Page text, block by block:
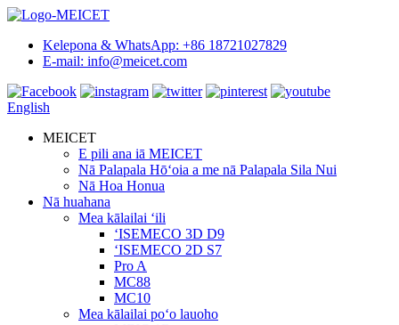
Kelepona & WhatsApp: +86 18721027829
E-mail: info@meicet.com
English
MEICET
E pili ana iā MEICET
Nā Palapala Hōʻoia a me nā Palapala Sila Nui
Nā Hoa Honua
Nā huahana
Mea kālailai ʻili
ʻISEMECO 3D D9
ʻISEMECO 2D S7
Pro A
MC88
MC10
Mea kālailai poʻo lauoho